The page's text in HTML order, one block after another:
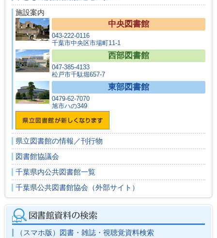
施設案内
中央図書館
043-222-0116
千葉市中央区市場町11-1
西部図書館
047-385-4133
松戸市千駄堀657-7
東部図書館
0479-62-7070
旭市ハの349
県立図書館の情報／刊行物
図書館協議会
千葉県内公共図書館一覧
千葉県公共図書館協会（外部サイト）
（スマホ版）図書・雑誌・視聴覚資料検索